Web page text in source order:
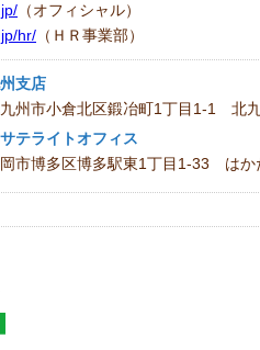
（オフィシャル）
hr/ （ＨＲ事業部）
支店
小倉北区鍛冶町1丁目1-1 北九
テライトオフィス
多区博多駅東1丁目1-33 はか